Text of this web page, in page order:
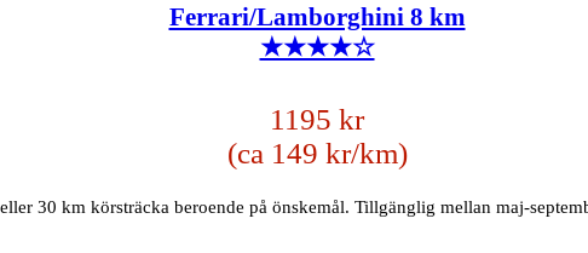
Ferrari/Lamborghini 8 km
★★★★☆
1195 kr
(ca 149 kr/km)
30 km körsträcka beroende på önskemål. Tillgänglig mellan maj-